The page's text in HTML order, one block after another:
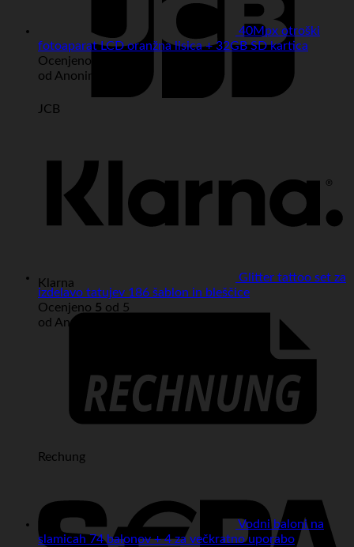
JCB
Klarna
Rechung
40Mpx otroški
fotoaparat LCD oranžna lisica + 32GB SD kartica
Ocenjeno
od Anonimno
Glitter tattoo set za
izdelavo tatujev 186 šablon in bleščice
Ocenjeno 5 od 5
od Anonimno
Vodni baloni na
slamicah 74 balonov + 4 za večkratno uporabo